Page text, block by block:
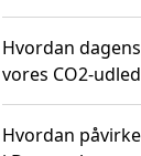
Hvordan
vores CO2-
Hvordan